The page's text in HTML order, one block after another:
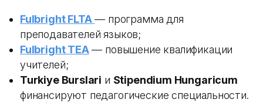
Fulbright FLTA — программа для
преподавателей языков;
Fulbright TEA— повышение квалификации
учителей;
Turkiye Burslari и Stipendium Hungaricum
финансируют педагогические специальности.